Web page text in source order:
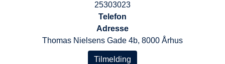
25303023
Telefon
Adresse
Thomas Nielsens Gade 4b, 8000 Århus
Tilmelding